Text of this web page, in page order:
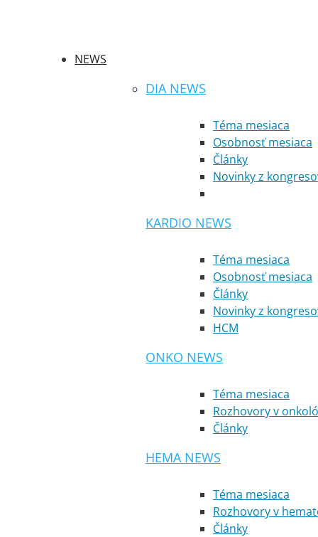
NEWS
DIA NEWS
Téma mesiaca
Osobnosť mesiaca
Články
Novinky z
KARDIO NEWS
Téma mesiaca
Osobnosť mesiaca
Články
Novinky z
HCM
ONKO NEWS
Téma mesiaca
Rozhovory v
Články
HEMA NEWS
Téma mesiaca
Rozhovory v
Články